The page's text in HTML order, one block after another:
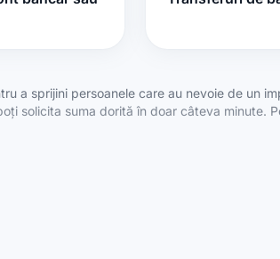
a sprijini persoanele care au nevoie de un
solicita suma dorită în doar câteva minute.
necesară pentru a depăși orice obstacol.